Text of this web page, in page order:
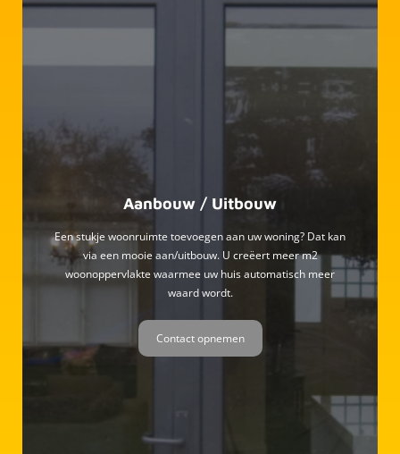
Aanbouw / Uitbouw
Een stukje woonruimte toevoegen aan uw woning? Dat kan
via een mooie aan/uitbouw. U creëert meer m2
woonoppervlakte waarmee uw huis automatisch meer
waard wordt.
Contact opnemen